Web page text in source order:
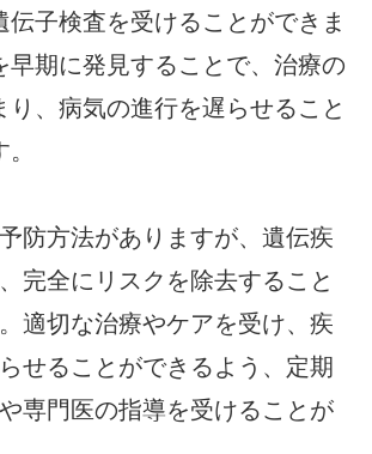
伝子検査を受けることができま
早期に発見することで、治療の
り、病気の進行を遅らせること
防方法がありますが、遺伝疾
完全にリスクを除去すること
適切な治療やケアを受け、疾
せることができるよう、定期
専門医の指導を受けることが